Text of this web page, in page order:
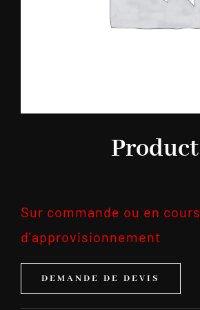
Product
Sur commande ou en cours
d'approvisionnement
DEMANDE DE DEVIS